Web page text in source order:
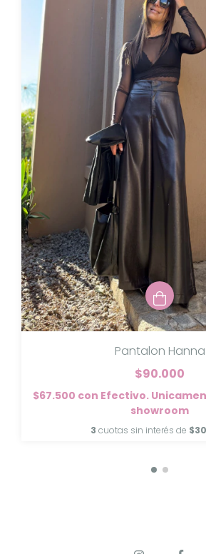
Pantalon Hanna
$90.000
$67.500 con Efectivo.
showroom
3 cuotas sin interés de